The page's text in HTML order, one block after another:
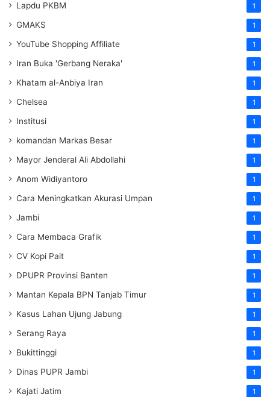
Lapdu PKBM 1
GMAKS 1
YouTube Shopping Affiliate 1
Iran Buka 'Gerbang Neraka' 1
Khatam al-Anbiya Iran 1
Chelsea 1
Institusi 1
komandan Markas Besar 1
Mayor Jenderal Ali Abdollahi 1
Anom Widiyantoro 1
Cara Meningkatkan Akurasi Umpan 1
Jambi 1
Cara Membaca Grafik 1
CV Kopi Pait 1
DPUPR Provinsi Banten 1
Mantan Kepala BPN Tanjab Timur 1
Kasus Lahan Ujung Jabung 1
Serang Raya 1
Bukittinggi 1
Dinas PUPR Jambi 1
Kajati Jatim 1